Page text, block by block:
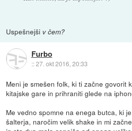
Uspešnejši v čem?
Furbo
::27. okt 2016, 20:33
Meni je smešen folk, ki ti začne govorit
kitajske gare in prihraniti glede na
Me vedno spomne na enega butca, ki
šalterja, naročim velik shake in mi